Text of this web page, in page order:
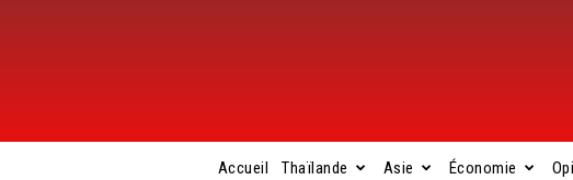
Accueil Thaïlande Asie Économie